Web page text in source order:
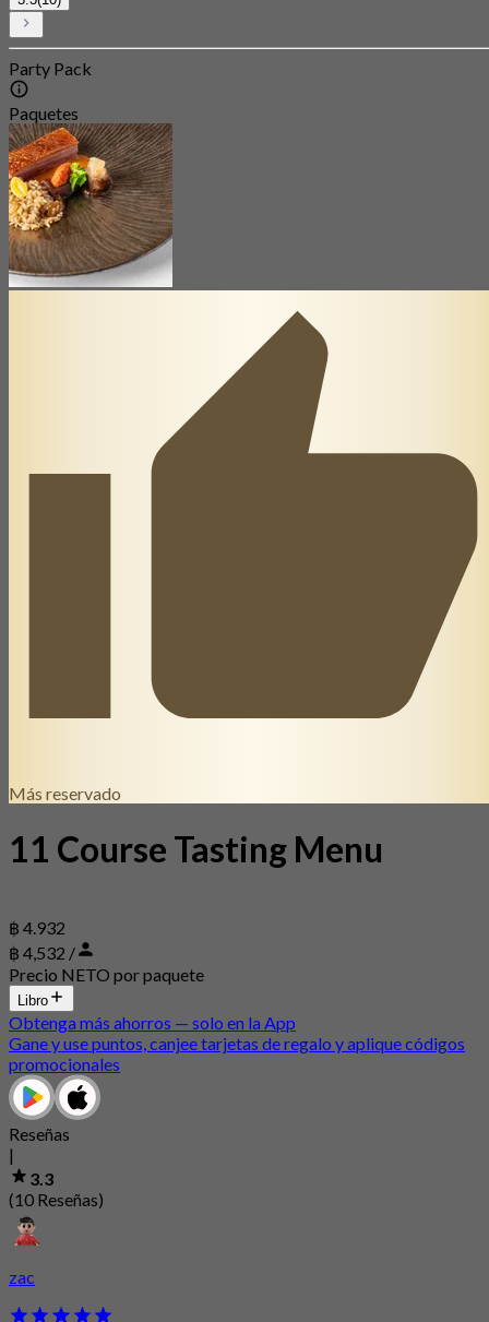
Party Pack
Paquetes
Más reservado
11 Course Tasting Menu
฿ 4.932
฿ 4,532 /
Precio NETO por paquete
Libro
Obtenga más ahorros — solo en la App
Gane y use puntos, canjee tarjetas de regalo y aplique códigos
promocionales
Reseñas
|
3.3
(10 Reseñas)
zac